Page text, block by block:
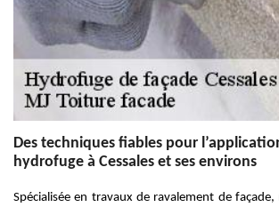
Des techniques fiables pour
hydrofuge à Cessales et ses environs
Spécialisée en travaux de ravalement de